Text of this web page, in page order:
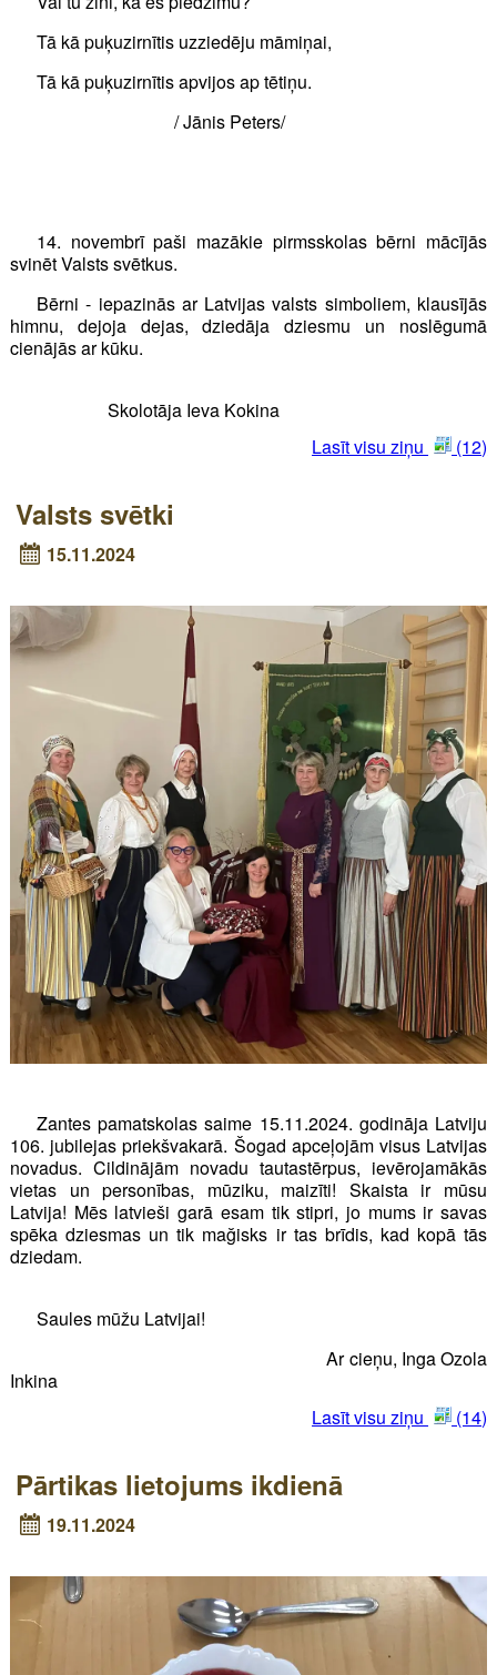
Tā kā puķuzirnītis uzziedēju māmiņai,
Tā kā puķuzirnītis apvijos ap tētiņu.
/ Jānis Peters/
14. novembrī paši mazākie pirmsskolas bērni mācījās
svinēt Valsts svētkus.
Bērni - iepazinās ar Latvijas valsts simboliem, klausījās
himnu, dejoja dejas, dziedāja dziesmu un noslēgumā
cienājās ar kūku.
Skolotāja Ieva Kokina
Lasīt visu ziņu
(12)
Valsts svētki
15.11.2024
Zantes pamatskolas saime 15.11.2024. godināja Latviju
106. jubilejas priekšvakarā. Šogad apceļojām visus Latvijas
novadus. Cildinājām novadu tautastērpus, ievērojamākās
vietas un personības, mūziku, maizīti! Skaista ir mūsu
Latvija! Mēs latvieši garā esam tik stipri, jo mums ir savas
spēka dziesmas un tik mağisks ir tas brīdis, kad kopā tās
dziedam.
Saules mūžu Latvijai!
Ar cieņu, Inga Ozola
Inkina
Lasīt visu ziņu
(14)
Pārtikas lietojums ikdienā
19.11.2024